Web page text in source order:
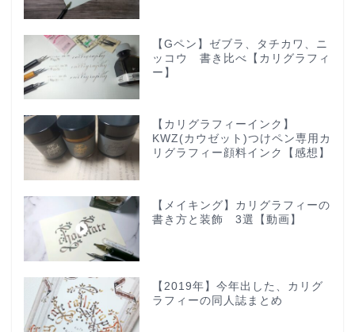
【Gペン】ゼブラ、タチカワ、ニ
ッコウ 書き比べ【カリグラフィ
ー】
【カリグラフィーインク】
KWZ(カウゼット)つけペン専用カ
リグラフィー顔料インク【感想】
【メイキング】カリグラフィーの
書き方と装飾 3選【動画】
【2019年】今年出した、カリグ
ラフィーの同人誌まとめ